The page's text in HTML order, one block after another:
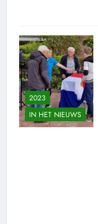
2023
IN HET NIEUWS